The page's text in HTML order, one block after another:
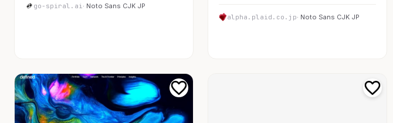
go-spiral.ai · Noto Sans CJK JP
alpha.plaid.co.jp· Noto Sans CJK JP